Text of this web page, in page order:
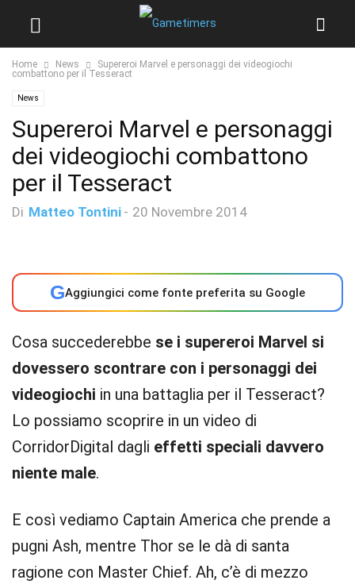
Home News
Supereroi Marvel e personaggi dei videogiochi
combattono per il Tesseract
News
Supereroi Marvel e personaggi
dei videogiochi combattono
per il Tesseract
Di Matteo Tontini - 20 Novembre 2014
GAggiungici come fonte preferita su Google
Cosa succederebbe se i supereroi Marvel si
dovessero scontrare con i personaggi dei
videogiochi in una battaglia per il Tesseract?
Lo possiamo scoprire in un video di
CorridorDigital dagli effetti speciali davvero
niente male.
E così vediamo Captain America che prende a
pugni Ash, mentre Thor se le dà di santa
ragione con Master Chief. Ah, c’è di mezzo